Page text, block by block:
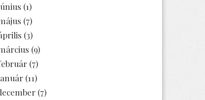
(1)
(7)
(3)
(9)
(7)
(11)
(7)